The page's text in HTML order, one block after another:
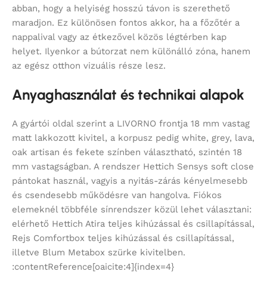
abban, hogy a helyiség hosszú távon is szerethető
maradjon. Ez különösen fontos akkor, ha a főzőtér a
nappalival vagy az étkezővel közös légtérben kap
helyet. Ilyenkor a bútorzat nem különálló zóna, hanem
az egész otthon vizuális része lesz.
Anyaghasználat és technikai alapok
A gyártói oldal szerint a LIVORNO frontja 18 mm vastag
matt lakkozott kivitel, a korpusz pedig white, grey, lava,
oak artisan és fekete színben választható, szintén 18
mm vastagságban. A rendszer Hettich Sensys soft close
pántokat használ, vagyis a nyitás-zárás kényelmesebb
és csendesebb működésre van hangolva. Fiókos
elemeknél többféle sínrendszer közül lehet választani:
elérhető Hettich Atira teljes kihúzással és csillapítással,
Rejs Comfortbox teljes kihúzással és csillapítással,
illetve Blum Metabox szürke kivitelben.
:contentReference[oaicite:4]{index=4}